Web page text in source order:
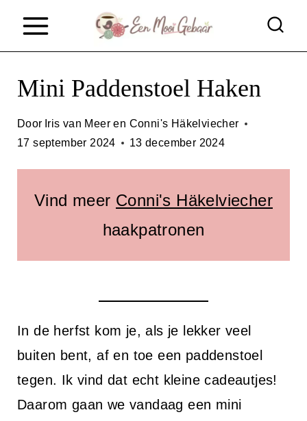
Mini Paddenstoel Haken
Door Iris van Meer en Conni's Häkelviecher
17 september 2024
13 december 2024
Vind meer Conni's Häkelviecher
haakpatronen
In de herfst kom je, als je lekker veel
buiten bent, af en toe een paddenstoel
tegen. Ik vind dat echt kleine cadeautjes!
Daarom gaan we vandaag een mini